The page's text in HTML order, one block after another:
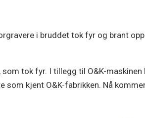
i bruddet tok fyr og brant
tok fyr. I tillegg til O&K-
kjent O&K-fabrikken. Nå